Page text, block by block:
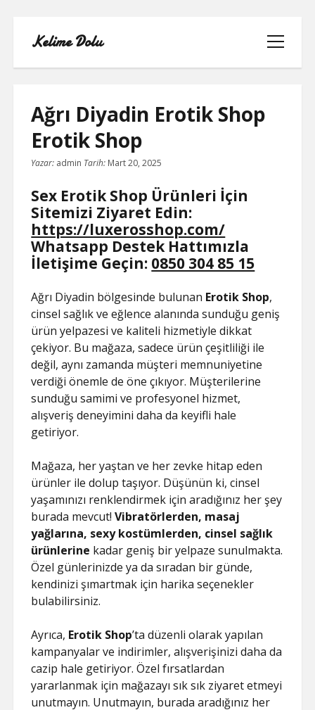
Kelime Dolu
menüyü
aç
INSTAGRAM BOT HESAPLARININ
HIKAYEME BAKMASI
LISTE
SAYFA LISTESI
TWITTER FAVORI KASMA PARASIZ
TWITTER TAKIPÇI HILESI ŞIFRESIZ
Ağrı Diyadin Erotik Shop
Erotik Shop
Yazar: admin Tarih: Mart 20, 2025
Sex Erotik Shop Ürünleri İçin
Sitemizi Ziyaret Edin:
https://luxerosshop.com/
Whatsapp Destek Hattımızla
İletişime Geçin: 0850 304 85 15
Ağrı Diyadin bölgesinde bulunan Erotik Shop,
cinsel sağlık ve eğlence alanında sunduğu geniş
ürün yelpazesi ve kaliteli hizmetiyle dikkat
çekiyor. Bu mağaza, sadece ürün çeşitliliği ile
değil, aynı zamanda müşteri memnuniyetine
verdiği önemle de öne çıkıyor. Müşterilerine
sunduğu samimi ve profesyonel hizmet,
alışveriş deneyimini daha da keyifli hale
getiriyor.
Mağaza, her yaştan ve her zevke hitap eden
ürünler ile dolup taşıyor. Düşünün ki, cinsel
yaşamınızı renklendirmek için aradığınız her şey
burada mevcut!Vibratörlerden, masaj
yağlarına, sexy kostümlerden, cinsel sağlık
ürünlerine kadar geniş bir yelpaze sunulmakta.
Özel günlerinizde ya da sıradan bir günde,
kendinizi şımartmak için harika seçenekler
bulabilirsiniz.
Ayrıca, Erotik Shop’ta düzenli olarak yapılan
kampanyalar ve indirimler, alışverişinizi daha da
cazip hale getiriyor. Özel fırsatlardan
yararlanmak için mağazayı sık sık ziyaret etmeyi
unutmayın. Unutmayın, burada aradığınız her